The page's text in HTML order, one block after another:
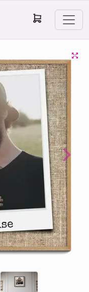
Next